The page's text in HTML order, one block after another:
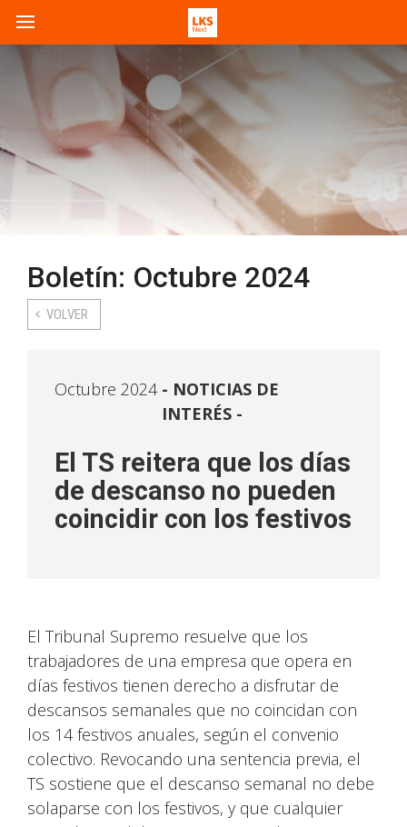
Boletín: Octubre 2024
VOLVER
Octubre 2024
NOTICIAS DE
INTERÉS -
El TS reitera que los días
de descanso no pueden
coincidir con los festivos
El Tribunal Supremo resuelve que los
trabajadores de una empresa que opera en
días festivos tienen derecho a disfrutar de
descansos semanales que no coincidan con
los 14 festivos anuales, según el convenio
colectivo. Revocando una sentencia previa, el
TS sostiene que el descanso semanal no debe
solaparse con los festivos, y que cualquier